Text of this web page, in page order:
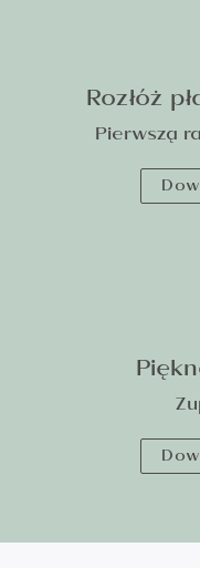
Rozłóż
Pierwszą